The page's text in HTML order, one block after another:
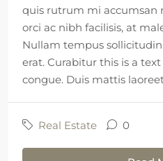
quis rutrum mi accumsan
orci ac nibh facilisis, at
Nullam tempus
erat. Curabitur this is a
congue. Duis mattis
Real Estate 0